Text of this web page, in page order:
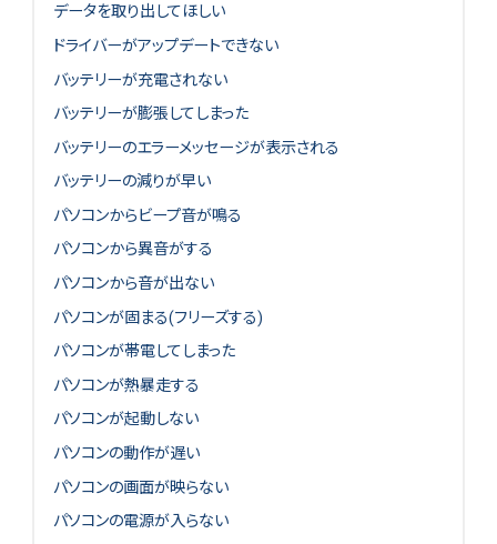
データを取り出してほしい
ドライバーがアップデートできない
バッテリーが充電されない
バッテリーが膨張してしまった
バッテリーのエラーメッセージが表示される
バッテリーの減りが早い
パソコンからビープ音が鳴る
パソコンから異音がする
パソコンから音が出ない
パソコンが固まる(フリーズする)
パソコンが帯電してしまった
パソコンが熱暴走する
パソコンが起動しない
パソコンの動作が遅い
パソコンの画面が映らない
パソコンの電源が入らない